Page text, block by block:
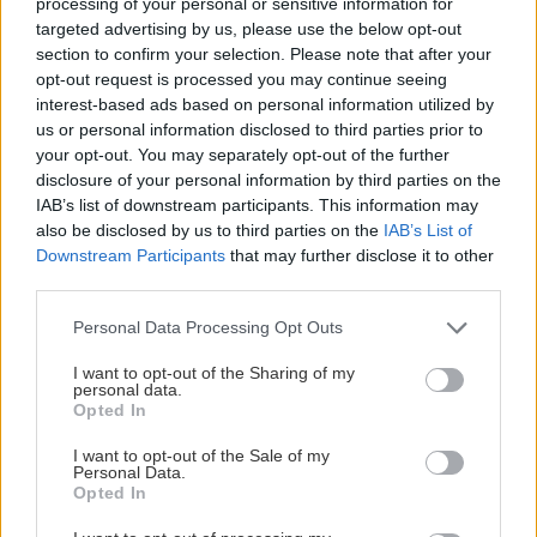
targeted advertising by us, please use the below opt-out
section to confirm your selection. Please note that after your
opt-out request is processed you may continue seeing
interest-based ads based on personal information utilized by
us or personal information disclosed to third parties prior to
your opt-out. You may separately opt-out of the further
disclosure of your personal information by third parties on the
IAB’s list of downstream participants. This information may
also be disclosed by us to third parties on the IAB’s List of
Downstream Participants that may further disclose it to other
Please note that this website/app uses one or more Google
not limited to your visit or usage behaviour. You may click to
grant or deny consent to Google and its third-party tags to
use your data for below specified purposes in below Google
consent section.
Personal Data Processing Opt Outs
I want to opt-out of the Sharing of my
personal data.
Opted In
I want to opt-out of the Sale of my
Personal Data.
Opted In
sucho a teplo? Tieto
vysaďte na miesta, na
ktoré slnko svieti celý
deň
levanduľa! 7 fialových
krások, ktoré rozžiaria
vašu záhradu
ochabnuté izbové
rastliny? Pravda vás
nakladačiek: Ako ich